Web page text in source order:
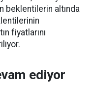
beklentilerin altında
fiyatlarını
ediyor